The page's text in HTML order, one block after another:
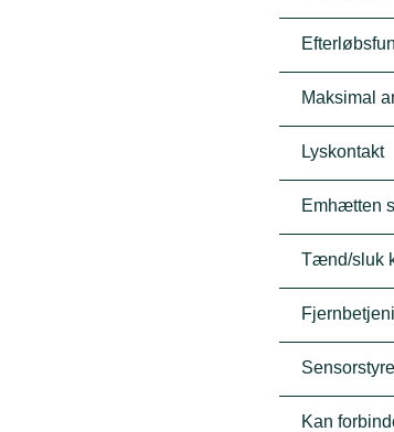
Maksimal
Lyskontakt
Emhætten
Tænd/sluk
Kan